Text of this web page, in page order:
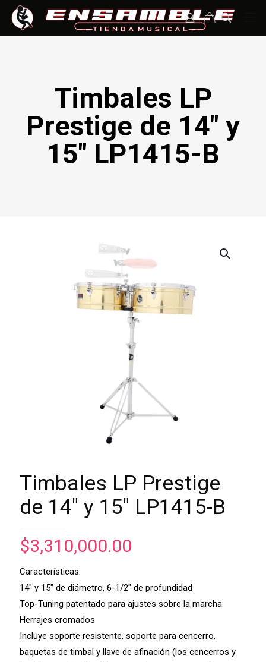
Timbales LP
Prestige de 14″ y
15″ LP1415-B
Timbales LP Prestige
de 14″ y 15″ LP1415-B
$3,310,000.00
Características:
14″ y 15″ de diámetro, 6-1/2″ de profundidad
Top-Tuning patentado para ajustes sobre la marcha
Herrajes cromados
Incluye soporte resistente, soporte para cencerro,
baquetas de timbal y llave de afinación (los cencerros y